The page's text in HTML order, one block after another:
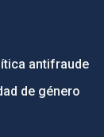
antifraude
de género